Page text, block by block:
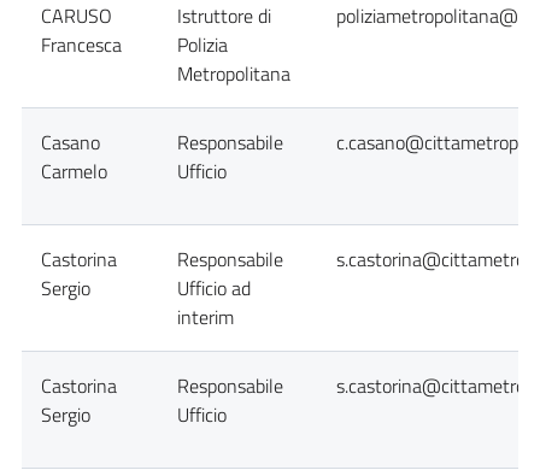
CARUSO
Francesca
Istruttore di
Polizia
Metropolitana
Casano
Carmelo
Responsabile
Ufficio
Castorina
Sergio
Responsabile
Ufficio ad
interim
Castorina
Sergio
Responsabile
Ufficio